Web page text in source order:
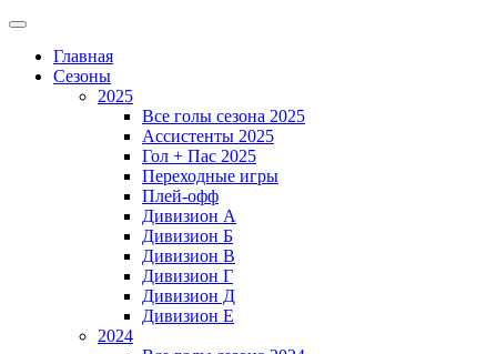
Главная
Сезоны
2025
Все голы сезона 2025
Ассистенты 2025
Гол + Пас 2025
Переходные игры
Плей-офф
Дивизион A
Дивизион Б
Дивизион В
Дивизион Г
Дивизион Д
Дивизион Е
2024